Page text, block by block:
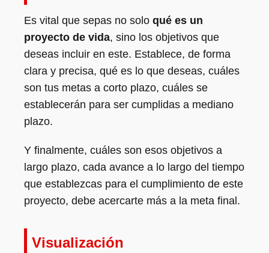
Es vital que sepas no solo qué es un
proyecto de vida, sino los objetivos que
deseas incluir en este. Establece, de forma
clara y precisa, qué es lo que deseas, cuáles
son tus metas a corto plazo, cuáles se
establecerán para ser cumplidas a mediano
plazo.
Y finalmente, cuáles son esos objetivos a
largo plazo, cada avance a lo largo del tiempo
que establezcas para el cumplimiento de este
proyecto, debe acercarte más a la meta final.
Visualización